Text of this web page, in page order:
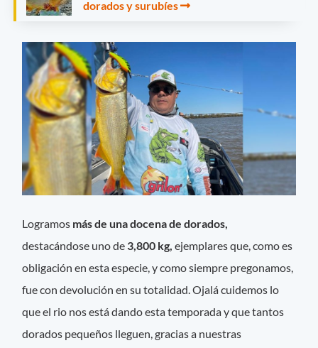
dorados y surubíes
Logramos más de una docena de dorados,
destacándose uno de 3,800 kg,ejemplares que, como es
obligación en esta especie, y como siempre pregonamos,
fue con devolución en su totalidad. Ojalá cuidemos lo
que el rio nos está dando esta temporada y que tantos
dorados pequeños lleguen, gracias a nuestras